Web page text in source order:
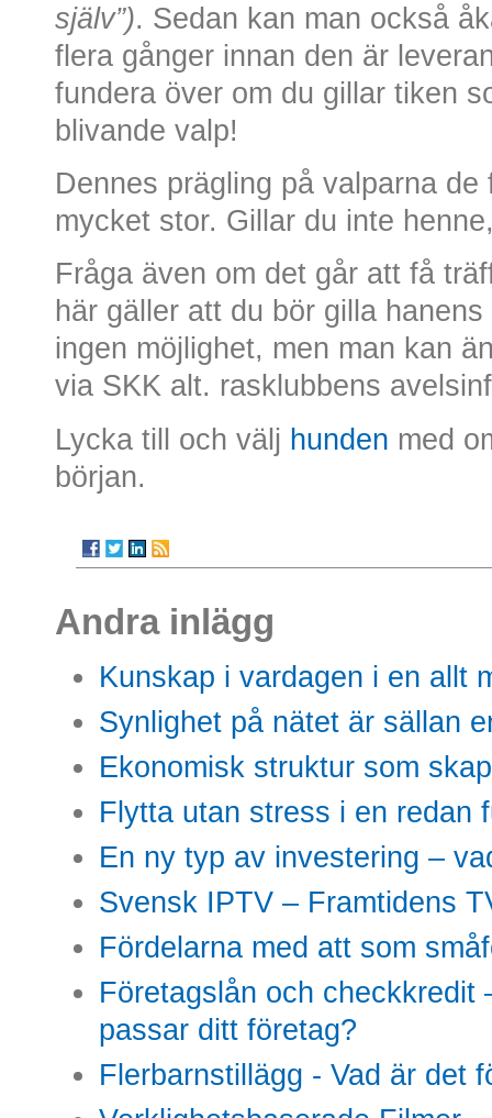
själv”). Sedan kan man också
flera gånger innan den är
fundera över om du gillar tiken
blivande valp!
Dennes prägling på valparna
mycket stor. Gillar du inte
Fråga även om det går att få
här gäller att du bör gilla
ingen möjlighet, men man kan
via SKK alt. rasklubbens
Lycka till och välj hunden med
början.
Andra inlägg
Kunskap i vardagen i en allt
Synlighet på nätet är sällan
Ekonomisk struktur som
Flytta utan stress i en redan
En ny typ av investering –
Svensk IPTV – Framtidens
Fördelarna med att som
Företagslån och checkkredit
passar ditt företag?
Flerbarnstillägg - Vad är det